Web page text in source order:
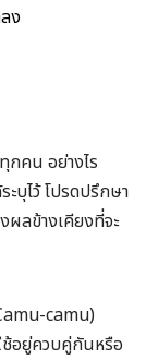
ง
กคน อย่างไร
บุไว้ โปรดปรึกษา
ลข้างเคียงที่จะ
camu)
อยู่ควบคู่กันหรือ